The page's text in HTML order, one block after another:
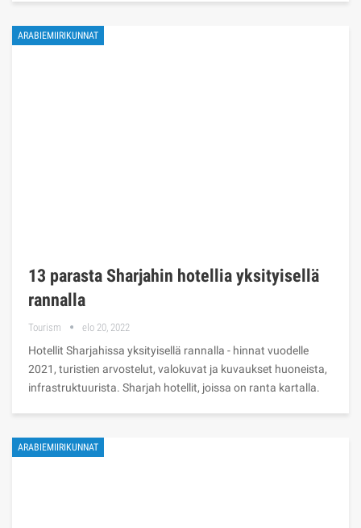
ARABIEMIIRIKUNNAT
13 parasta Sharjahin hotellia yksityisellä
rannalla
Tourism elo 20, 2022
Hotellit Sharjahissa yksityisellä rannalla - hinnat vuodelle
2021, turistien arvostelut, valokuvat ja kuvaukset huoneista,
infrastruktuurista. Sharjah hotellit, joissa on ranta kartalla.
ARABIEMIIRIKUNNAT